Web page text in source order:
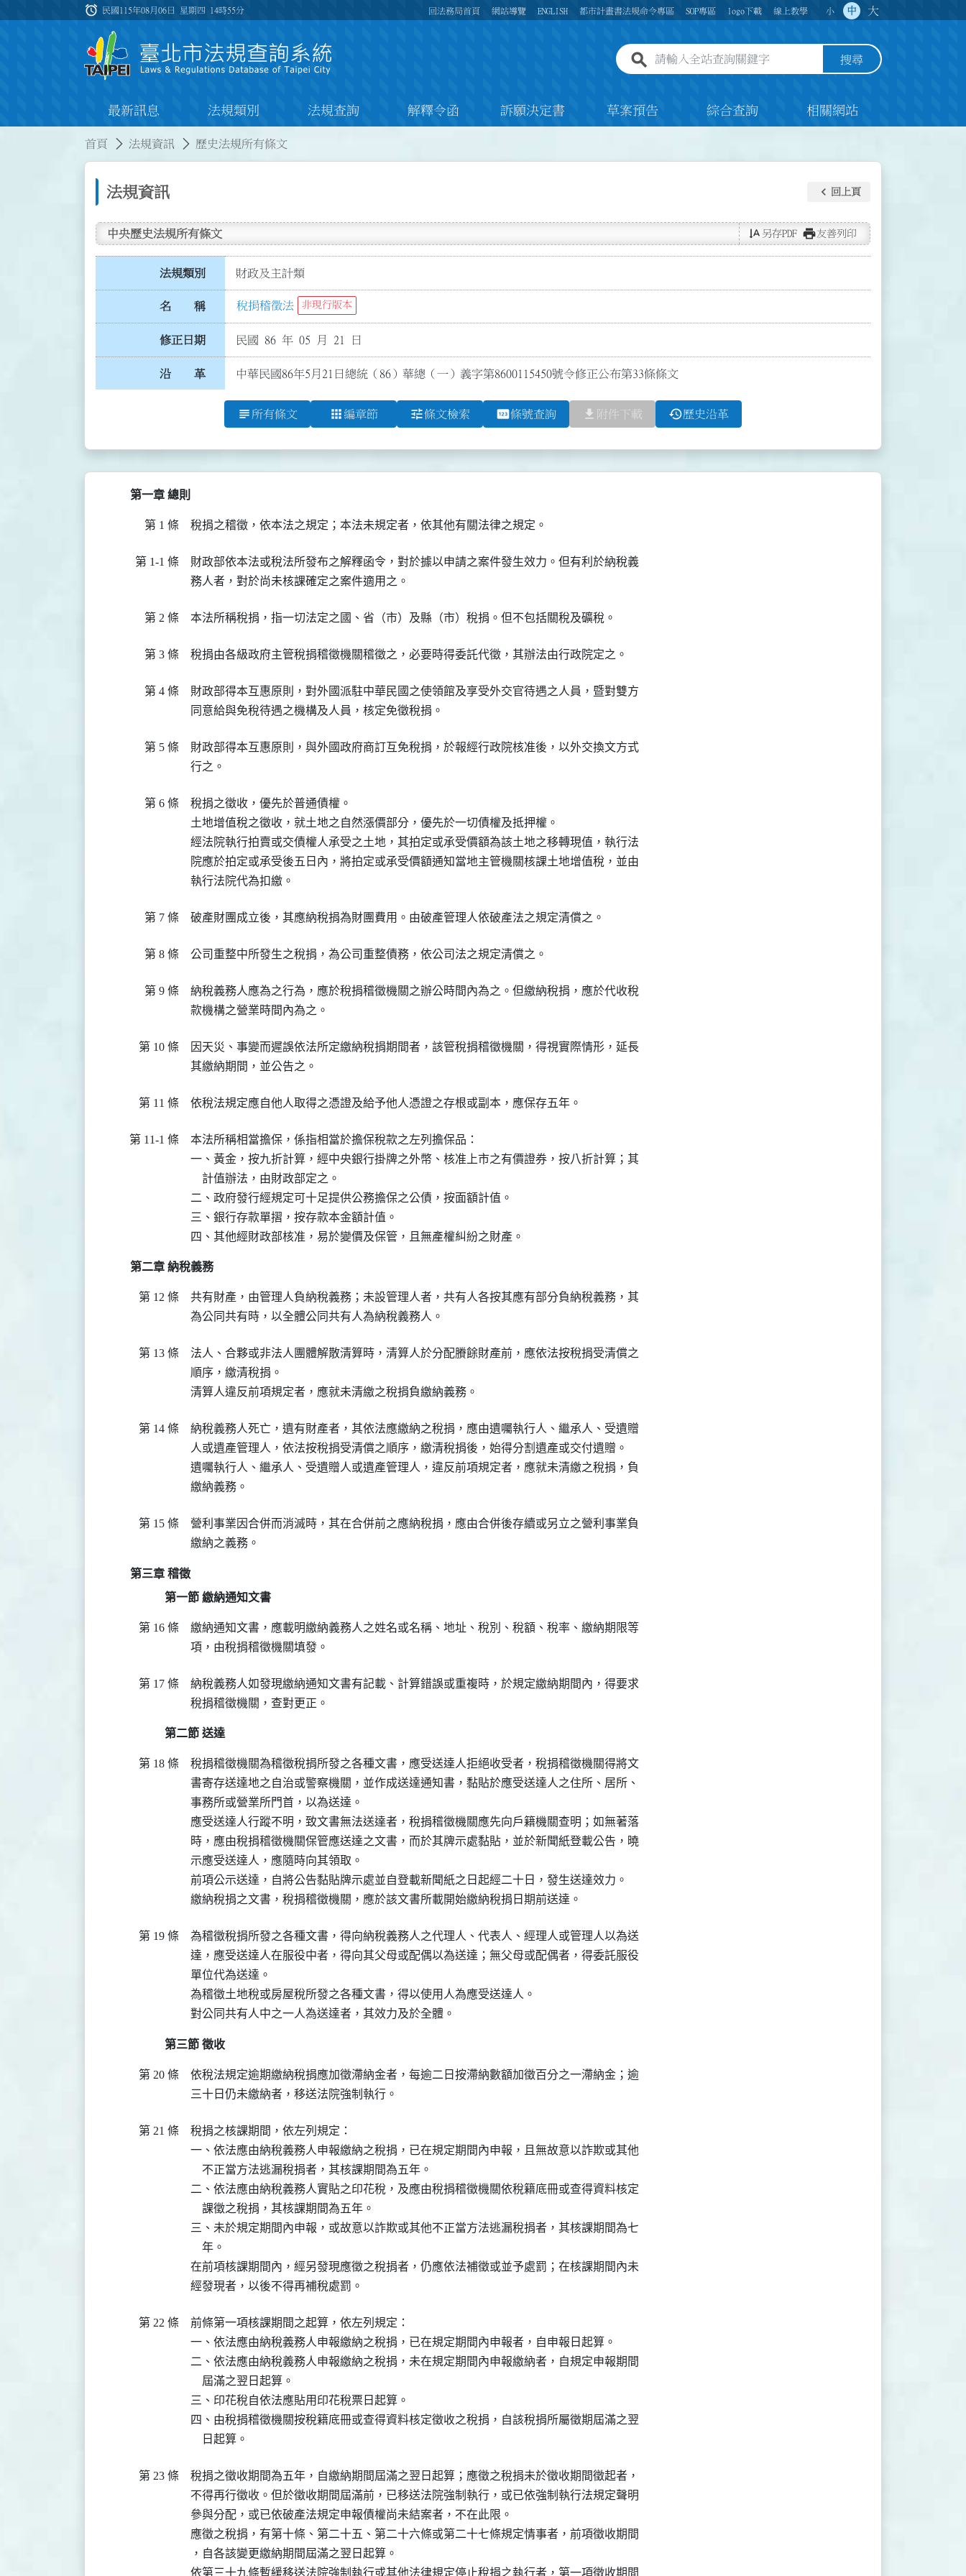
:::
alarm 民國115年08月06日 星期四 14時55分 回法務局首頁 網站導覽 ENGLISH 都市計畫書法規命令專區 SOP專區 logo下載 線上教學 小 中 大
全站查詢關鍵字欄位 搜尋
最新訊息 法規類別 法規查詢 解釋令函 訴願決定書 草案預告 綜合查詢 相關網站
首頁 法規資訊 歷史法規所有條文
法規資訊 keyboard_arrow_left 回上頁
中央歷史法規所有條文 text_rotate_vertical 另存PDF print友善列印
法規類別 財政及主計類
名 稱 稅捐稽徵法 非現行版本
修正日期 民國 86 年 05 月 21 日
沿 革 中華民國86年5月21日總統（86）華總（一）義字第8600115450號令修正公布第33條條文
subject 所有條文 apps 編章節 tune條文檢索 pin條號查詢 file_download 附件下載 history歷史沿革
第一章 總則
第 1 條
第 1-1 條
財政部依本法或稅法所發布之解釋函令，對於據以申請之案件發生效力。但有利於納稅義
第 2 條
第 3 條
第 4 條
財政部得本互惠原則，對外國派駐中華民國之使領館及享受外交官待遇之人員，暨對雙方
第 5 條
財政部得本互惠原則，與外國政府商訂互免稅捐，於報經行政院核准後，以外交換文方式
第 6 條
稅捐之徵收，優先於普通債權。
土地增值稅之徵收，就土地之自然漲價部分，優先於一切債權及抵押權。
經法院執行拍賣或交債權人承受之土地，其拍定或承受價額為該土地之移轉現值，執行法
院應於拍定或承受後五日內，將拍定或承受價額通知當地主管機關核課土地增值稅，並由
第 7 條
第 8 條
第 9 條
納稅義務人應為之行為，應於稅捐稽徵機關之辦公時間內為之。但繳納稅捐，應於代收稅
第 10 條
因天災、事變而遲誤依法所定繳納稅捐期間者，該管稅捐稽徵機關，得視實際情形，延長
第 11 條
第 11-1 條
本法所稱相當擔保，係指相當於擔保稅款之左列擔保品：
一、黃金，按九折計算，經中央銀行掛牌之外幣、核准上市之有價證券，按八折計算；其
    計值辦法，由財政部定之。
二、政府發行經規定可十足提供公務擔保之公債，按面額計值。
三、銀行存款單摺，按存款本金額計值。
第二章 納稅義務
第 12 條
共有財產，由管理人負納稅義務；未設管理人者，共有人各按其應有部分負納稅義務，其
第 13 條
法人、合夥或非法人團體解散清算時，清算人於分配賸餘財產前，應依法按稅捐受清償之
順序，繳清稅捐。
第 14 條
納稅義務人死亡，遺有財產者，其依法應繳納之稅捐，應由遺囑執行人、繼承人、受遺贈
人或遺產管理人，依法按稅捐受清償之順序，繳清稅捐後，始得分割遺產或交付遺贈。
遺囑執行人、繼承人、受遺贈人或遺產管理人，違反前項規定者，應就未清繳之稅捐，負
第 15 條
營利事業因合併而消滅時，其在合併前之應納稅捐，應由合併後存續或另立之營利事業負
第三章 稽徵
第一節 繳納通知文書
第 16 條
繳納通知文書，應載明繳納義務人之姓名或名稱、地址、稅別、稅額、稅率、繳納期限等
第 17 條
納稅義務人如發現繳納通知文書有記載、計算錯誤或重複時，於規定繳納期間內，得要求
第二節 送達
第 18 條
稅捐稽徵機關為稽徵稅捐所發之各種文書，應受送達人拒絕收受者，稅捐稽徵機關得將文
書寄存送達地之自治或警察機關，並作成送達通知書，黏貼於應受送達人之住所、居所、
事務所或營業所門首，以為送達。
應受送達人行蹤不明，致文書無法送達者，稅捐稽徵機關應先向戶籍機關查明；如無著落
時，應由稅捐稽徵機關保管應送達之文書，而於其牌示處黏貼，並於新聞紙登載公告，曉
示應受送達人，應隨時向其領取。
前項公示送達，自將公告黏貼牌示處並自登載新聞紙之日起經二十日，發生送達效力。
第 19 條
為稽徵稅捐所發之各種文書，得向納稅義務人之代理人、代表人、經理人或管理人以為送
達，應受送達人在服役中者，得向其父母或配偶以為送達；無父母或配偶者，得委託服役
單位代為送達。
為稽徵土地稅或房屋稅所發之各種文書，得以使用人為應受送達人。
第三節 徵收
第 20 條
依稅法規定逾期繳納稅捐應加徵滯納金者，每逾二日按滯納數額加徵百分之一滯納金；逾
第 21 條
稅捐之核課期間，依左列規定：
一、依法應由納稅義務人申報繳納之稅捐，已在規定期間內申報，且無故意以詐欺或其他
    不正當方法逃漏稅捐者，其核課期間為五年。
二、依法應由納稅義務人實貼之印花稅，及應由稅捐稽徵機關依稅籍底冊或查得資料核定
    課徵之稅捐，其核課期間為五年。
三、未於規定期間內申報，或故意以詐欺或其他不正當方法逃漏稅捐者，其核課期間為七
    年。
在前項核課期間內，經另發現應徵之稅捐者，仍應依法補徵或並予處罰；在核課期間內未
第 22 條
前條第一項核課期間之起算，依左列規定：
一、依法應由納稅義務人申報繳納之稅捐，已在規定期間內申報者，自申報日起算。
二、依法應由納稅義務人申報繳納之稅捐，未在規定期間內申報繳納者，自規定申報期間
    屆滿之翌日起算。
三、印花稅自依法應貼用印花稅票日起算。
四、由稅捐稽徵機關按稅籍底冊或查得資料核定徵收之稅捐，自該稅捐所屬徵期屆滿之翌
第 23 條
稅捐之徵收期間為五年，自繳納期間屆滿之翌日起算；應徵之稅捐未於徵收期間徵起者，
不得再行徵收。但於徵收期間屆滿前，已移送法院強制執行，或已依強制執行法規定聲明
參與分配，或已依破產法規定申報債權尚未結案者，不在此限。
應徵之稅捐，有第十條、第二十五、第二十六條或第二十七條規定情事者，前項徵收期間
，自各該變更繳納期間屆滿之翌日起算。
依第三十九條暫緩移送法院強制執行或其他法律規定停止稅捐之執行者，第一項徵收期間